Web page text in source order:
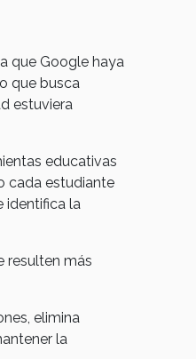
que Google haya
que busca
estuviera
educativas
cada estudiante
identifica la
resulten más
elimina
la